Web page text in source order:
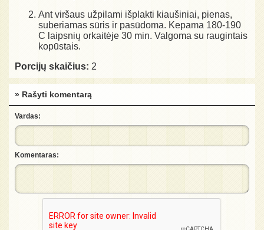
Ant viršaus užpilami išplakti kiaušiniai, pienas,
suberiamas sūris ir pasūdoma. Kepama 180-190
C laipsnių orkaitėje 30 min. Valgoma su raugintais
kopūstais.
Porcijų skaičius: 2
» Rašyti komentarą
Vardas:
Komentaras: